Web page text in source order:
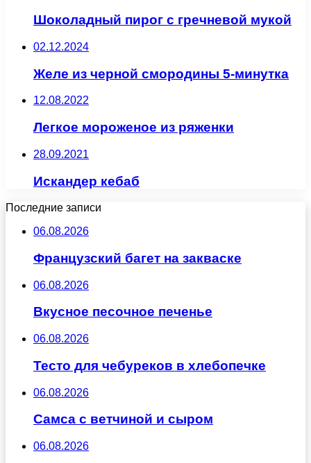
Шоколадный пирог с гречневой мукой
02.12.2024
Желе из черной смородины 5-минутка
12.08.2022
Легкое мороженое из ряженки
28.09.2021
Искандер кебаб
Последние записи
06.08.2026
Французский багет на закваске
06.08.2026
Вкусное песочное печенье
06.08.2026
Тесто для чебуреков в хлебопечке
06.08.2026
Самса с ветчиной и сыром
06.08.2026